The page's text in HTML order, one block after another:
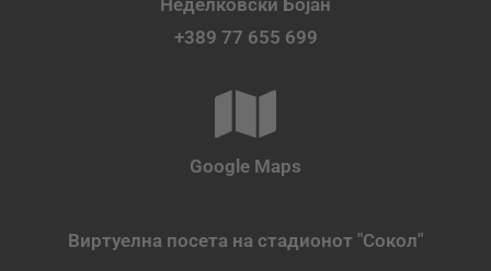
+389 77 655 699
Google Maps
Виртуелна посета на стадионот "Сокол"